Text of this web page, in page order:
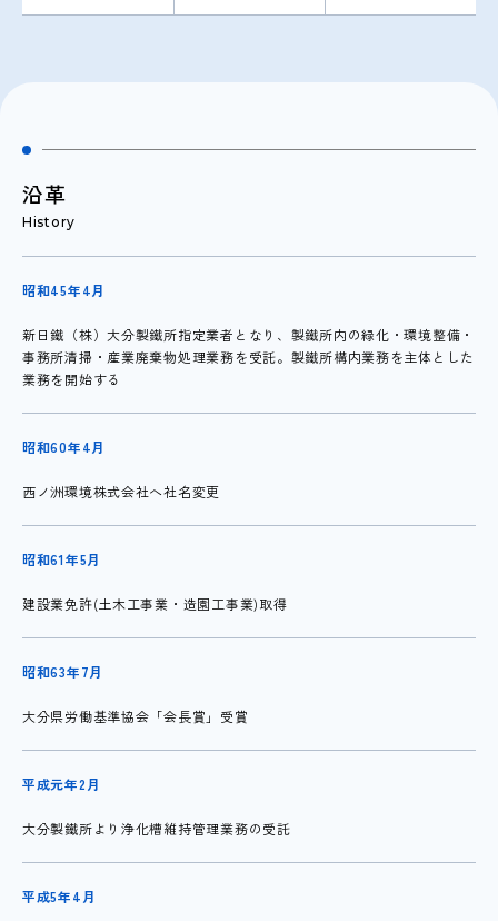
沿革
History
昭和45年4月
新日鐵（株）大分製鐵所指定業者となり、製鐵所内の緑化・環境整備・
事務所清掃・産業廃棄物処理業務を受託。製鐵所構内業務を主体とした
業務を開始する
昭和60年4月
西ノ洲環境株式会社へ社名変更
昭和61年5月
建設業免許(土木工事業・造園工事業)取得
昭和63年7月
大分県労働基準協会「会長賞」受賞
平成元年2月
大分製鐵所より浄化槽維持管理業務の受託
平成5年4月